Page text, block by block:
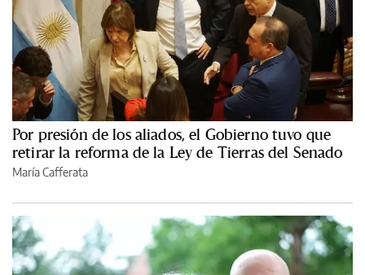
Por presión de los aliados, el Gobierno tuvo que
retirar la reforma de la Ley de Tierras del Senado
María Cafferata